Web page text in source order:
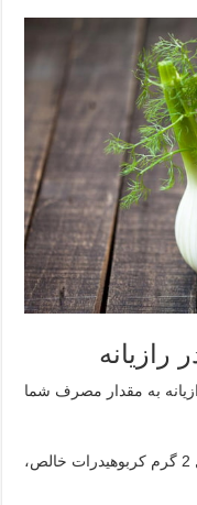
رازیانه
به مقدار مصرف شما
نصف فنجان رازیانه خام خرد شده شامل 2 گرم کربوهیدرات خالص،